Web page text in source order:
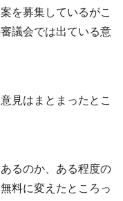
を募集しているがこ
議会では出ている意
見はまとまったとこ
るのか、ある程度の
料に変えたところっ